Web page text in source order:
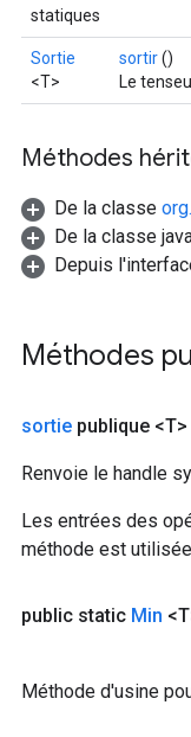
statiques
Sortie
<T>
sortir()
Le
Méthodes
De la classe
De la classe
Depuis
Méthodes
sortie publique <T>
Renvoie le handle
Les entrées des
méthode est
public static Min
Méthode d'usine